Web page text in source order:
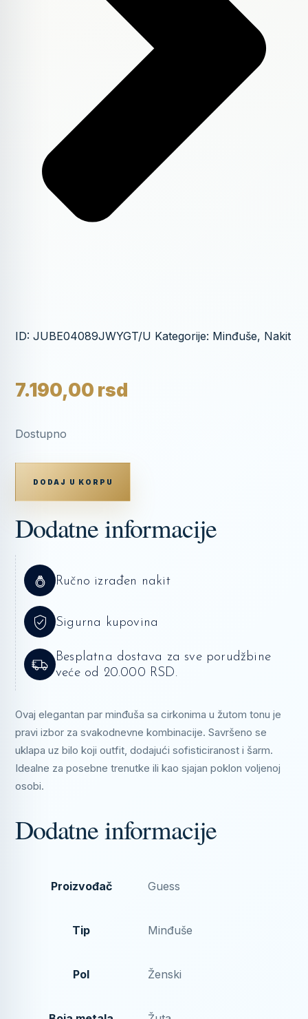
ID: JUBE04089JWYGT/U Kategorije: Minđuše, Nakit
7.190,00 rsd
Dostupno
JUBE04089JWYGT/U
DODAJ U KORPU
Dodatne informacije
Ručno izrađen nakit
Sigurna kupovina
Besplatna dostava za sve porudžbine
veće od 20.000 RSD.
Ovaj elegantan par minđuša sa cirkonima u žutom tonu je
pravi izbor za svakodnevne kombinacije. Savršeno se
uklapa uz bilo koji outfit, dodajući sofisticiranost i šarm.
Idealne za posebne trenutke ili kao sjajan poklon voljenoj
osobi.
Dodatne informacije
Proizvođač Guess
Tip Minđuše
Pol Ženski